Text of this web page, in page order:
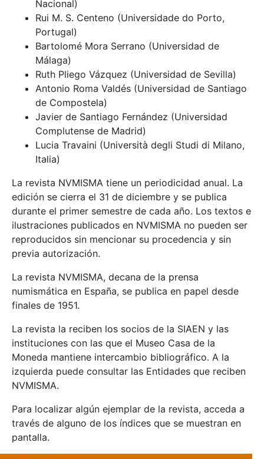
Nacional)
Rui M. S. Centeno (Universidade do Porto,
Portugal)
Bartolomé Mora Serrano (Universidad de
Málaga)
Ruth Pliego Vázquez (Universidad de Sevilla)
Antonio Roma Valdés (Universidad de Santiago
de Compostela)
Javier de Santiago Fernández (Universidad
Complutense de Madrid)
Lucia Travaini (Università degli Studi di Milano,
Italia)
La revista NVMISMA tiene un periodicidad anual. La
edición se cierra el 31 de diciembre y se publica
durante el primer semestre de cada año. Los textos e
ilustraciones publicados en NVMISMA no pueden ser
reproducidos sin mencionar su procedencia y sin
previa autorización.
La revista NVMISMA, decana de la prensa
numismática en España, se publica en papel desde
finales de 1951.
La revista la reciben los socios de la SIAEN y las
instituciones con las que el Museo Casa de la
Moneda mantiene intercambio bibliográfico. A la
izquierda puede consultar las Entidades que reciben
NVMISMA.
Para localizar algún ejemplar de la revista, acceda a
través de alguno de los índices que se muestran en
pantalla.